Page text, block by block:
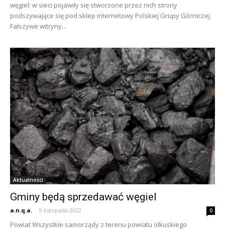
węgiel: w sieci pojawiły się stworzone przez nich strony
podszywające się pod sklep internetowy Polskiej Grupy Górniczej.
Fałszywe witryny...
Aktualności
Gminy będą sprzedawać węgiel
a.n.q.a. - 9 listopada 2022 0
Powiat Wszystkie samorządy z terenu powiatu olkuskiego